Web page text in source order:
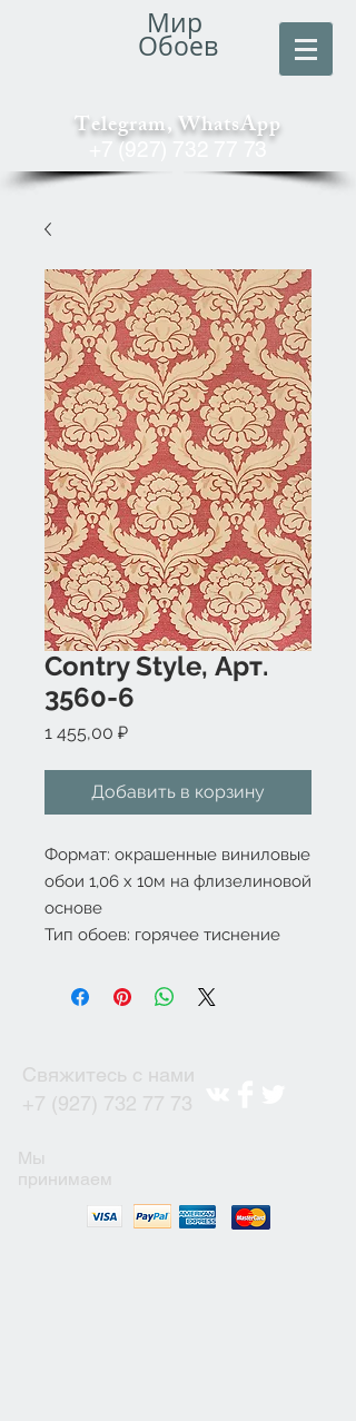
Мир
Обоев
Telegram, WhatsApp
+7 (927) 732 77 73
Contry Style, Арт.
3560-6
1 455,00 ₽Цена
Добавить в корзину
Формат: окрашенные виниловые
обои 1,06 x 10м на флизелиновой
основе
Тип обоев: горячее тиснение
Свяжитесь с нами
+7 (927) 732 77 73
Мы
принимаем